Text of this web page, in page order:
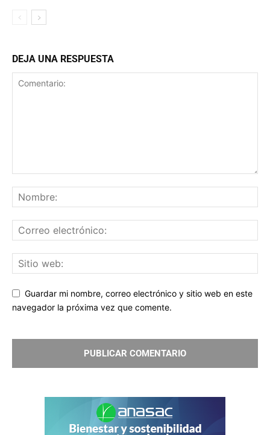
DEJA UNA RESPUESTA
Guardar mi nombre, correo electrónico y sitio web en este
navegador la próxima vez que comente.